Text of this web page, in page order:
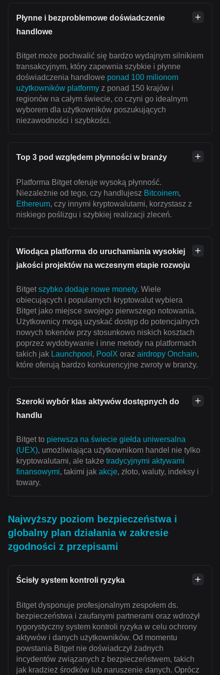
Płynne i bezproblemowe doświadczenie
handlowe
Bitget może pochwalić się bardzo wydajnym silnikiem
transakcyjnym, który zapewnia szybkie i płynne
doświadczenia handlowe ponad 100 milionom
użytkowników platformy z ponad 150 krajów i
regionów na całym świecie, co czyni go idealnym
wyborem dla użytkowników poszukujących
niezawodności i szybkości.
Top 3 pod względem płynności w branży
Platforma Bitget oferuje wysoką płynność.
Niezależnie od tego, czy handlujesz Bitcoinem,
Ethereum, czy innymi kryptowalutami, korzystasz z
niskiego poślizgu i szybkiej realizacji zleceń.
Wiodąca platforma do uruchamiania wysokiej
jakości projektów na wczesnym etapie rozwoju
Bitget szybko dodaje nowe monety. Wiele
obiecujących i popularnych kryptowalut wybiera
Bitget jako miejsce swojego pierwszego notowania.
Użytkownicy mogą uzyskać dostęp do potencjalnych
nowych tokenów przy stosunkowo niskich kosztach
poprzez wydobywanie i inne metody na platformach
takich jak Launchpool , PoolX oraz airdropy Onchain,
które oferują bardzo konkurencyjne zwroty w branży.
Szeroki wybór klas aktywów dostępnych do
handlu
Bitget to pierwsza na świecie giełda uniwersalna
(UEX), umożliwiająca użytkownikom handel nie tylko
kryptowalutami, ale także tradycyjnymi aktywami
finansowymi, takimi jak akcje, złoto, waluty, indeksy i
towary.
Najwyższy poziom bezpieczeństwa i
globalny plan działania w zakresie
zgodności z przepisami
Ścisły system kontroli ryzyka
Bitget dysponuje profesjonalnym zespołem ds.
bezpieczeństwa i zaufanymi partnerami oraz wdrożył
rygorystyczny system kontroli ryzyka w celu ochrony
aktywów i danych użytkowników. Od momentu
powstania Bitget nie doświadczył żadnych
incydentów związanych z bezpieczeństwem, takich
jak kradzież środków lub naruszenie danych. Oprócz